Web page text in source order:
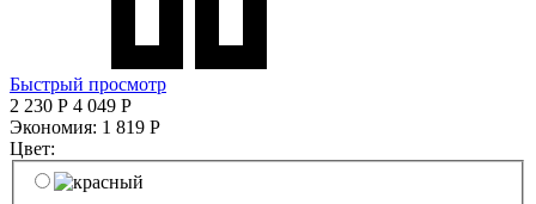
Быстрый просмотр
2 230 Р 4 049 Р
Экономия: 1 819 Р
Цвет: